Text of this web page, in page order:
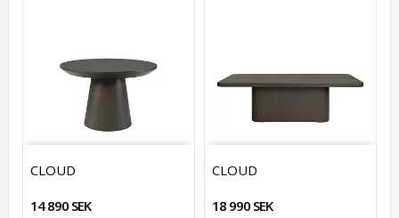
CLOUD
14 890 SEK
CLOUD
18 990 SEK